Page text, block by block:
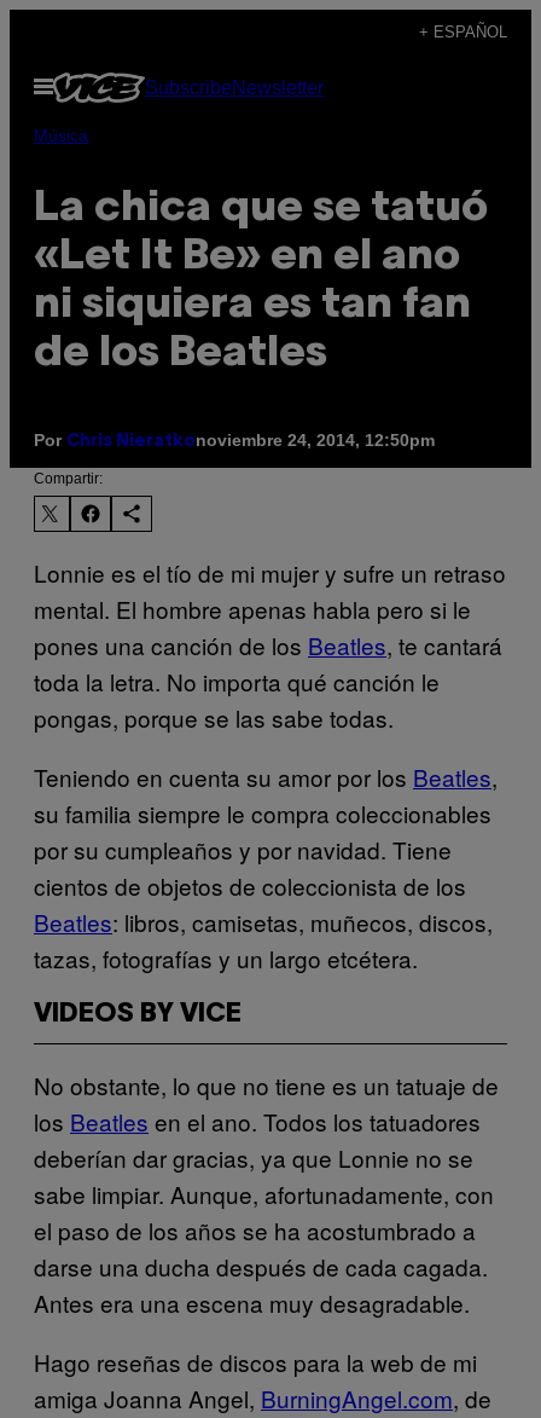
contenido
+ ESPAÑOL
Abrir
Menú
SubscribeNewsletter
Música
La chica que se tatuó
«Let It Be» en el ano
ni siquiera es tan fan
de los Beatles
Por Chris Nieratkonoviembre 24, 2014, 12:50pm
Compartir:
Lonnie es el tío de mi mujer y sufre un retraso
mental. El hombre apenas habla pero si le
pones una canción de los Beatles, te cantará
toda la letra. No importa qué canción le
pongas, porque se las sabe todas.
Teniendo en cuenta su amor por los Beatles,
su familia siempre le compra coleccionables
por su cumpleaños y por navidad. Tiene
cientos de objetos de coleccionista de los
Beatles: libros, camisetas, muñecos, discos,
tazas, fotografías y un largo etcétera.
VIDEOS BY VICE
No obstante, lo que no tiene es un tatuaje de
los Beatles en el ano. Todos los tatuadores
deberían dar gracias, ya que Lonnie no se
sabe limpiar. Aunque, afortunadamente, con
el paso de los años se ha acostumbrado a
darse una ducha después de cada cagada.
Antes era una escena muy desagradable.
Hago reseñas de discos para la web de mi
amiga Joanna Angel, BurningAngel.com, de